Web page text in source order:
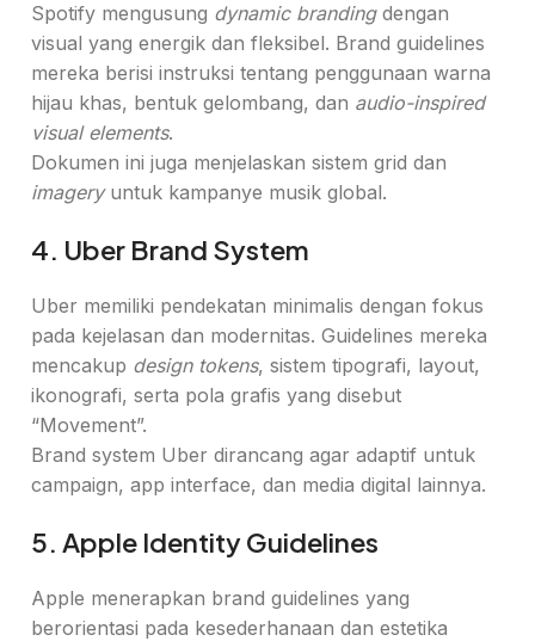
Spotify mengusung dynamic brandingdengan
visual yang energik dan fleksibel. Brand guidelines
mereka berisi instruksi tentang penggunaan warna
hijau khas, bentuk gelombang, dan audio-inspired
visual elements.
Dokumen ini juga menjelaskan sistem grid dan
imageryuntuk kampanye musik global.
4. Uber Brand System
Uber memiliki pendekatan minimalis dengan fokus
pada kejelasan dan modernitas. Guidelines mereka
mencakup design tokens, sistem tipografi, layout,
ikonografi, serta pola grafis yang disebut
“Movement”.
Brand system Uber dirancang agar adaptif untuk
campaign, app interface, dan media digital lainnya.
5. Apple Identity Guidelines
Apple menerapkan brand guidelines yang
berorientasi pada kesederhanaan dan estetika